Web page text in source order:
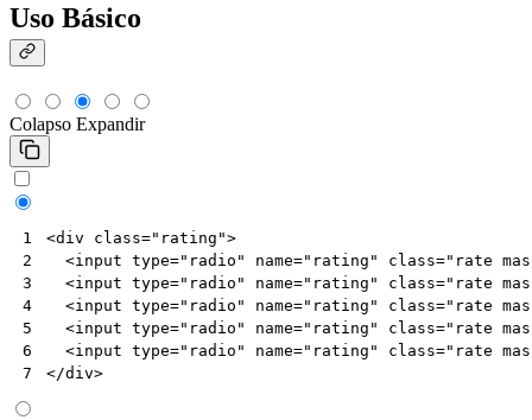
Uso Básico
Colapso Expandir
1
2
3
4
5
6
7
<div class="rating">
<input type="radio" name="rating" class="rate
<input type="radio" name="rating" class="rate
<input type="radio" name="rating" class="rate
<input type="radio" name="rating" class="rate
<input type="radio" name="rating" class="rate
</div>